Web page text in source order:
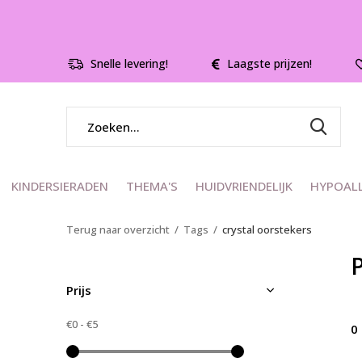
KINDERSIERADEN THEMA'S HUIDVRIENDELIJK
Snelle levering! Laagste prijzen!
Terug naar overzicht Tags crystal oorstekers
0
Prijs
€0 - €5